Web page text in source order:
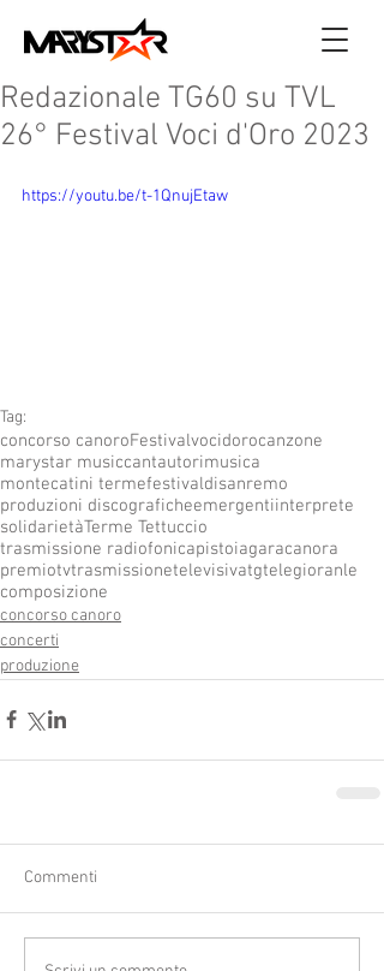
Redazionale TG60 su TVL
26° Festival Voci d'Oro 2023
https://youtu.be/t-1QnujEtaw
Tag:
concorso canoroFestivalvocidorocanzone
marystar musiccantautorimusica
montecatini termefestivaldisanremo
produzioni discograficheemergentiinterprete
solidarietàTerme Tettuccio
trasmissione radiofonicapistoiagaracanora
premiotvtrasmissionetelevisivatgtelegioranle
composizione
concorso canoro
concerti
produzione
Commenti